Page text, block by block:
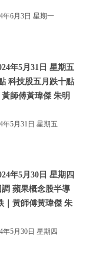
年6月3日 星期一
年5月31日 星期五
科技股五月跌十點
師傅黃瑋傑 朱明
年5月31日 星期五
年5月30日 星期四
調 蘋果概念股半導
｜黃師傅黃瑋傑 朱
年5月30日 星期四